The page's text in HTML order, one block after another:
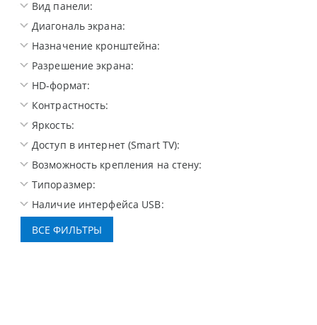
Вид панели:
Диагональ экрана:
Назначение кронштейна:
Разрешение экрана:
HD-формат:
Контрастность:
Яркость:
Доступ в интернет (Smart TV):
Возможность крепления на стену:
Типоразмер:
Наличие интерфейса USB: